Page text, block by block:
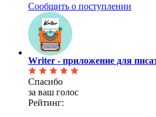
Сообщить о поступлении
Writer - приложение для
Спасибо
за ваш голос
Рейтинг: